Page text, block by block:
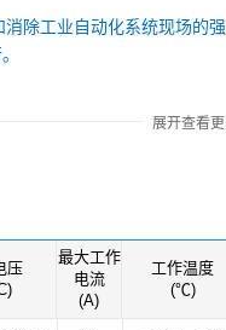
线上商城
样品申请
除工业自动化系统现场的
展开查看
压
最大工作
电流
(A)
工作温度
(℃)